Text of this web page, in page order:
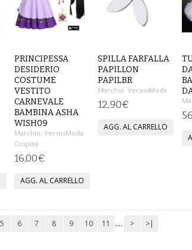
PRINCIPESSA
DESIDERIO
COSTUME
VESTITO
CARNEVALE
BAMBINA ASHA
WISH09
Marchio: VersusModa
Cosplay
16,00€
SPILLA FARFALLA
PAPILLON
PAPILBR
Marchio: VersusModa
12,90€
5 6 7 8 9 10 11 .... > >|